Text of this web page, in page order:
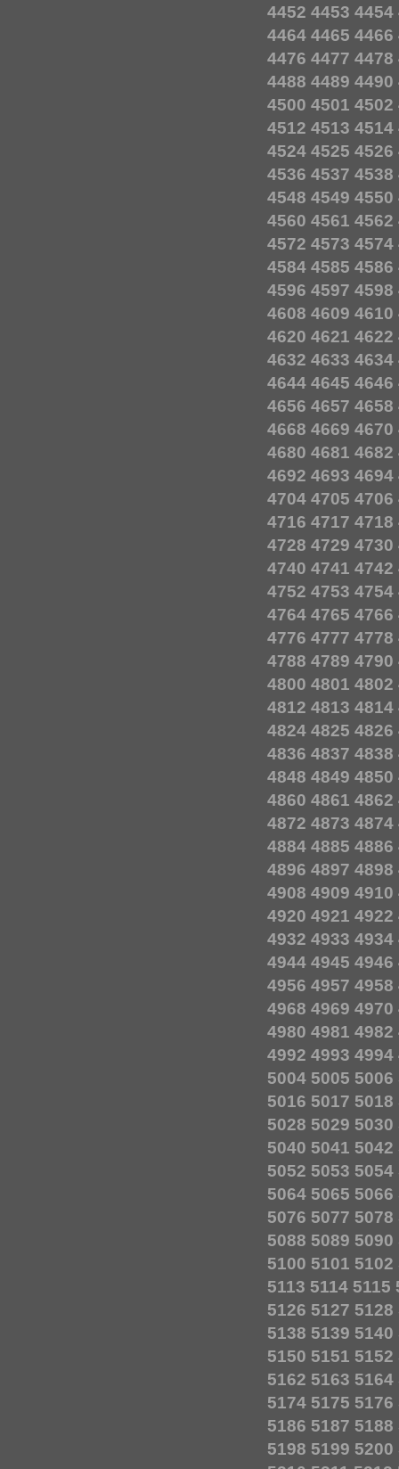
4452 4453 4454
4464 4465 4466
4476 4477 4478
4488 4489 4490
4500 4501 4502
4512 4513 4514
4524 4525 4526
4536 4537 4538
4548 4549 4550
4560 4561 4562
4572 4573 4574
4584 4585 4586
4596 4597 4598
4608 4609 4610
4620 4621 4622
4632 4633 4634
4644 4645 4646
4656 4657 4658
4668 4669 4670
4680 4681 4682
4692 4693 4694
4704 4705 4706
4716 4717 4718
4728 4729 4730
4740 4741 4742
4752 4753 4754
4764 4765 4766
4776 4777 4778
4788 4789 4790
4800 4801 4802
4812 4813 4814
4824 4825 4826
4836 4837 4838
4848 4849 4850
4860 4861 4862
4872 4873 4874
4884 4885 4886
4896 4897 4898
4908 4909 4910
4920 4921 4922
4932 4933 4934
4944 4945 4946
4956 4957 4958
4968 4969 4970
4980 4981 4982
4992 4993 4994
5004 5005 5006
5016 5017 5018
5028 5029 5030
5040 5041 5042
5052 5053 5054
5064 5065 5066
5076 5077 5078
5088 5089 5090
5100 5101 5102
5113 5114 5115
5126 5127 5128
5138 5139 5140
5150 5151 5152
5162 5163 5164
5174 5175 5176
5186 5187 5188
5198 5199 5200